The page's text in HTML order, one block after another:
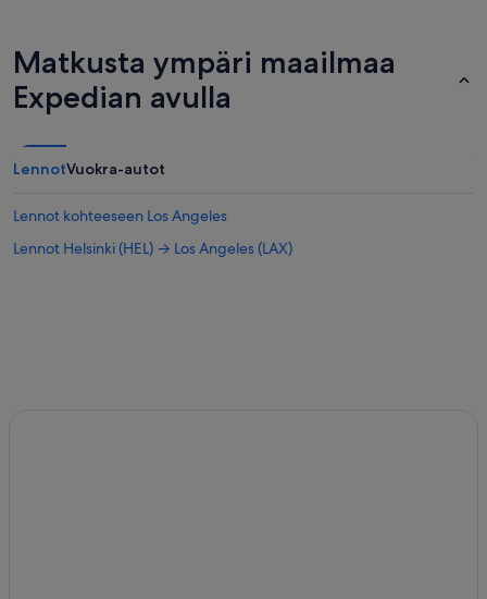
Matkusta ympäri maailmaa
Expedian avulla
LennotVuokra-autot
Lennot kohteeseen Los Angeles
Lennot Helsinki (HEL) → Los Angeles (LAX)